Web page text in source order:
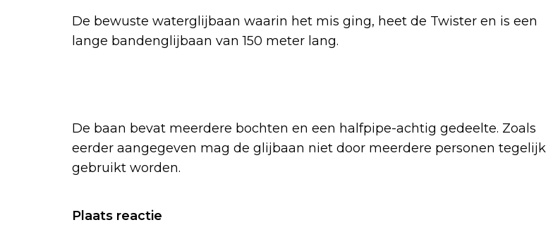
De bewuste waterglijbaan waarin het mis ging, heet de Twister en is een
lange bandenglijbaan van 150 meter lang.
De baan bevat meerdere bochten en een halfpipe-achtig gedeelte. Zoals
eerder aangegeven mag de glijbaan niet door meerdere personen tegelijk
gebruikt worden.
Plaats reactie